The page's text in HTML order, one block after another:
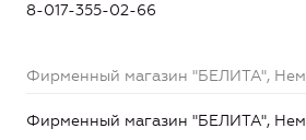
8-017-355-02-66
Фирменный магазин "БЕЛИТА",
Фирменный магазин "БЕЛИТА",